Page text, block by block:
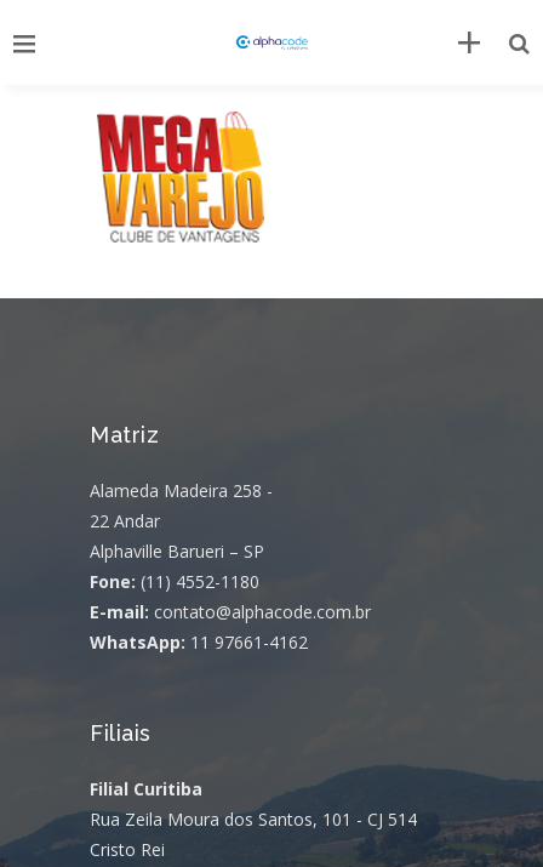
Matriz
Alameda Madeira 258 -
22 Andar
Alphaville Barueri – SP
Fone: (11) 4552-1180
E-mail: contato@alphacode.com.br
WhatsApp: 11 97661-4162
Filiais
Filial Curitiba
Rua Zeila Moura dos Santos, 101 - CJ 514
Cristo Rei